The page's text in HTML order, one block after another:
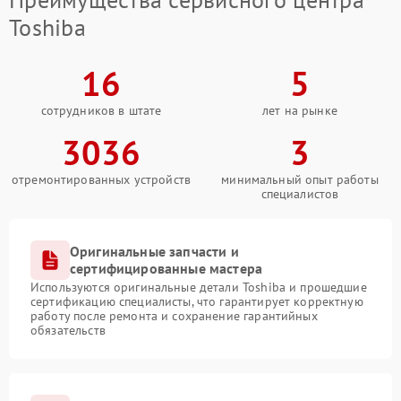
Toshiba
16
сотрудников в штате
5
лет на рынке
3036
отремонтированных устройств
3
минимальный опыт работы
специалистов
Оригинальные запчасти и
сертифицированные мастера
Используются оригинальные детали Toshiba и прошедшие
сертификацию специалисты, что гарантирует корректную
работу после ремонта и сохранение гарантийных
обязательств